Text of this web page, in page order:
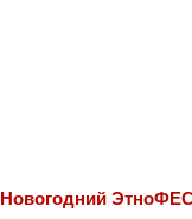
Новогодний